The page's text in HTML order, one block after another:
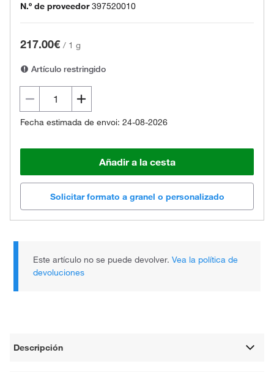
N.º de proveedor 397520010
217.00€ / 1 g
Artículo restringido
Fecha estimada de envoi: 24-08-2026
Añadir a la cesta
Solicitar formato a granel o personalizado
Este artículo no se puede devolver.Vea la política de
devoluciones
Descripción